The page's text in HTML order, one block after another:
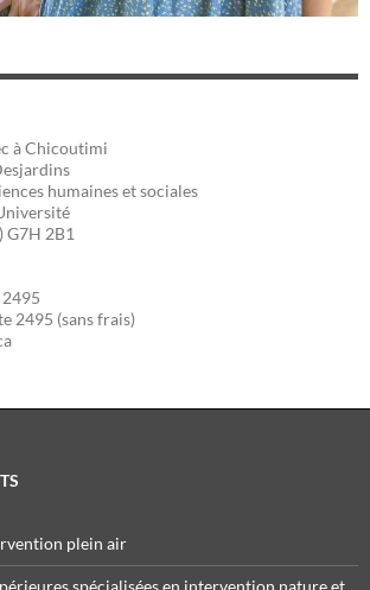
à Chicoutimi
humaines et sociales
G7H 2B1
2495 (sans frais)
plein air
spécialisées en intervention nature et